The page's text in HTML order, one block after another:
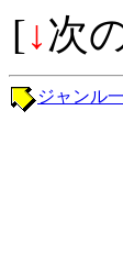
[↓次
ジャンル